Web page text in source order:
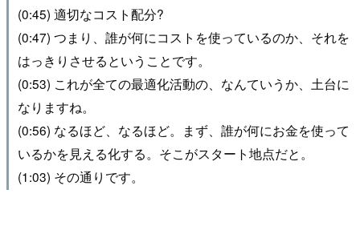
(0:45) 適切なコスト配分?
(0:47) つまり、誰が何にコストを使っているのか、それを
はっきりさせるということです。
(0:53) これが全ての最適化活動の、なんていうか、土台に
なりますね。
(0:56) なるほど、なるほど。まず、誰が何にお金を使って
いるかを見える化する。そこがスタート地点だと。
(1:03) その通りです。